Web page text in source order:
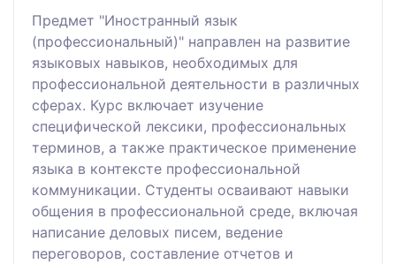
Предмет "Иностранный язык
(профессиональный)" направлен на развитие
языковых навыков, необходимых для
профессиональной деятельности в различных
сферах. Курс включает изучение
специфической лексики, профессиональных
терминов, а также практическое применение
языка в контексте профессиональной
коммуникации. Студенты осваивают навыки
общения в профессиональной среде, включая
написание деловых писем, ведение
переговоров, составление отчетов и